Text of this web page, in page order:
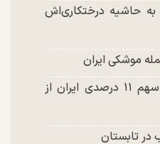
حاشیه درختکاری‌اش
موشکی ایران
پاسخ عراقچی به ادعای سهم ۱۱ درصدی ایران از
تابستان